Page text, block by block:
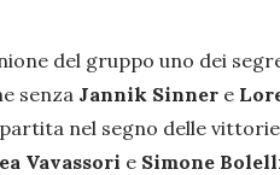
del gruppo uno dei
senza Jannik Sinner e
nel segno delle
Vavassori e Simone